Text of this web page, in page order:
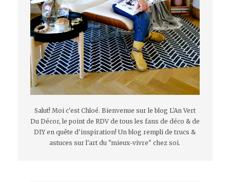
Salut! Moi c'est Chloé. Bienvenue sur le blog L'An Vert
Du Décor, le point de RDV de tous les fans de déco & de
DIY en quête d'inspiration! Un blog rempli de trucs &
astuces sur l'art du "mieux-vivre" chez soi.